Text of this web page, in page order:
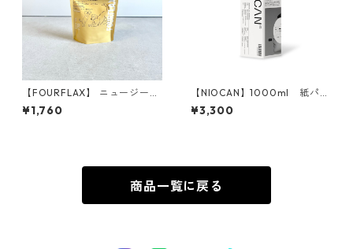
【FOURFLAX】 ニュージーラ
ンド グリーン・マッスル パウ
ダー（犬猫兼用） 30g
¥1,760
【NIOCAN】1000ml 紙パッ
ク（詰替え用）
¥3,300
商品一覧に戻る